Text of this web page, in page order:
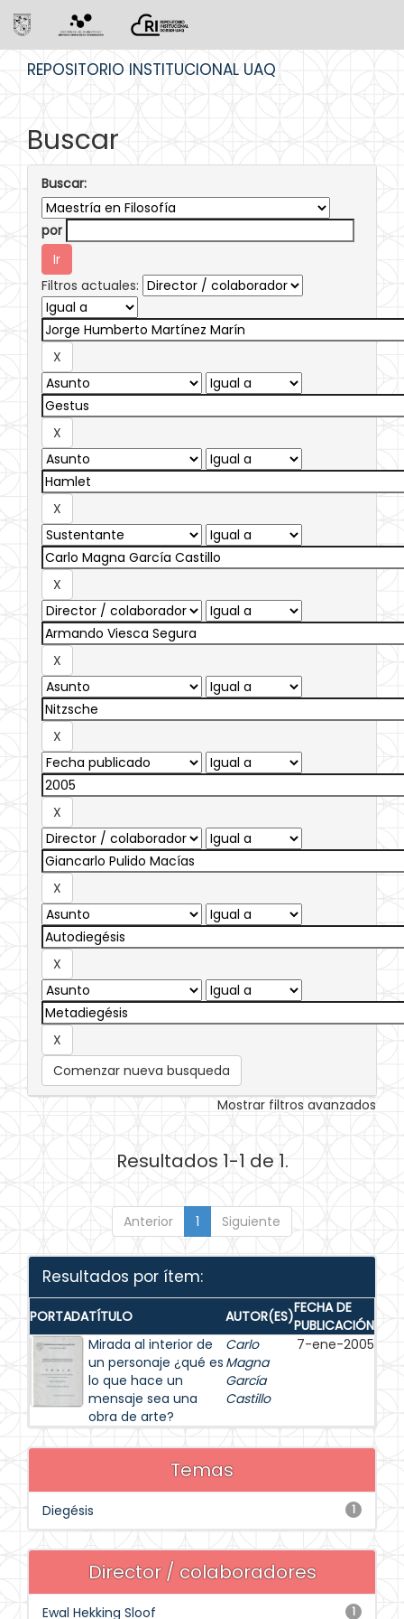
REPOSITORIO INSTITUCIONAL UAQ
Buscar
Buscar:
por
Filtros actuales:
Comenzar nueva busqueda
Mostrar filtros avanzados
Resultados 1-1 de 1.
Anterior 1 Siguiente
Resultados por ítem:
PORTADATÍTULO AUTOR(ES)FECHA DE
PUBLICACIÓN
Mirada al interior de
un personaje ¿qué es
lo que hace un
mensaje sea una
obra de arte?
Carlo
Magna
García
Castillo
7-ene-2005
Temas
1
Diegésis
Director / colaboradores
1
Ewal Hekking Sloof